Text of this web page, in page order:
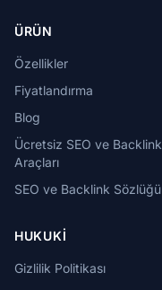
ÜRÜN
Özellikler
Fiyatlandırma
Blog
Ücretsiz SEO ve Backlink
Araçları
SEO ve Backlink Sözlüğü
HUKUKI
Gizlilik Politikası